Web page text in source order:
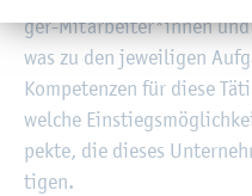
ger-Mit­ar­bei­ter*innen
was zu den je­wei­li­gen
Kom­pe­ten­zen für diese
wel­che
pek­te, die die­ses
ti­gen.